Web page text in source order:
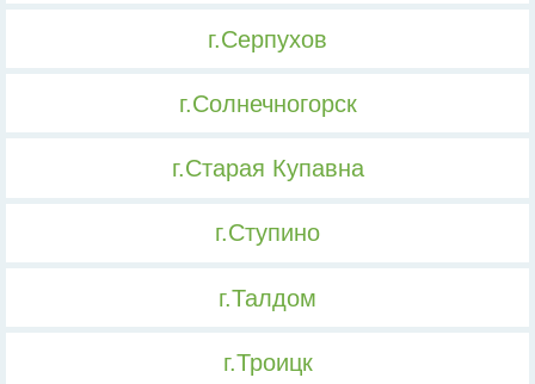
г.Серпухов
г.Солнечногорск
г.Старая Купавна
г.Ступино
г.Талдом
г.Троицк